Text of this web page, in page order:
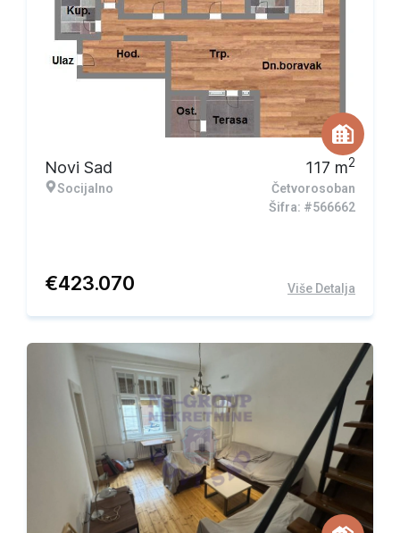
Novi Sad
Socijalno
117 m2
Četvorosoban
Šifra: #566662
€423.070 Više Detalja